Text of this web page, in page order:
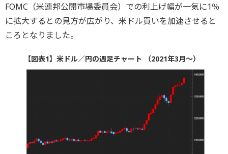
FOMC（米連邦公開市場委員会）での利上げ幅が一気に1％
に拡大するとの見方が広がり、米ドル買いを加速させると
ころとなりました。
【図表1】米ドル／円の週足チャート （2021年3月～）